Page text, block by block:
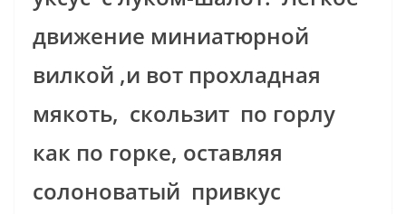
движение миниатюрной
вилкой ,и вот прохладная
мякоть, скользит по горлу
как по горке, оставляя
солоноватый привкус